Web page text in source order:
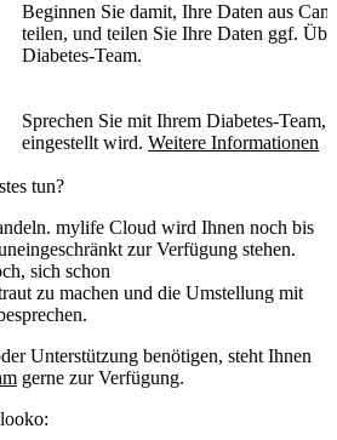
Beginnen Sie damit, Ihre Daten aus
teilen, und teilen Sie Ihre Daten ggf.
Diabetes-Team.
Sprechen Sie mit Ihrem Diabetes-
eingestellt wird. Weitere Informationen
tun?
. mylife Cloud wird Ihnen noch bis
zur Verfügung stehen.
sich schon
zu machen und die Umstellung mit
Unterstützung benötigen, steht Ihnen
gerne zur Verfügung.